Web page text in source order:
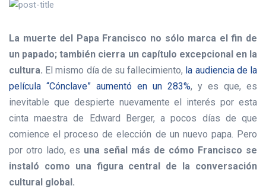
La muerte del Papa Francisco no sólo marca el fin de
un papado; también cierra un capítulo excepcional en la
cultura. El mismo día de su fallecimiento, la audiencia de la
película “Cónclave” aumentó en un 283%, y es que, es
inevitable que despierte nuevamente el interés por esta
cinta maestra de Edward Berger, a pocos días de que
comience el proceso de elección de un nuevo papa. Pero
por otro lado, es una señal más de cómo Francisco se
instaló como una figura central de la conversación
cultural global.